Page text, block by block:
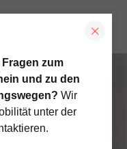
zum
und zu den
Wir
unter der